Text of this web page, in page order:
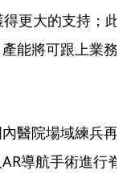
更大的支持；此
能將可跟上業務
醫院場域練兵再
導航手術進行脊